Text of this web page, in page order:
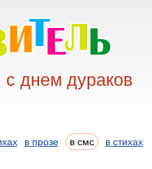
днем дураков
в прозе в смс в стихах